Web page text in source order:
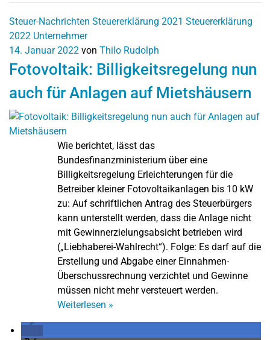
Steuer-Nachrichten Steuererklärung 2021 Steuererklärung
2022 Unternehmer
14. Januar 2022 von Thilo Rudolph
Fotovoltaik: Billigkeitsregelung nun
auch für Anlagen auf Mietshäusern
Wie berichtet, lässt das
Bundesfinanzministerium über eine
Billigkeitsregelung Erleichterungen für die
Betreiber kleiner Fotovoltaikanlagen bis 10 kW
zu: Auf schriftlichen Antrag des Steuerbürgers
kann unterstellt werden, dass die Anlage nicht
mit Gewinnerzielungsabsicht betrieben wird
(„Liebhaberei-Wahlrecht“). Folge: Es darf auf die
Erstellung und Abgabe einer Einnahmen-
Überschussrechnung verzichtet und Gewinne
müssen nicht mehr versteuert werden.
Weiterlesen »